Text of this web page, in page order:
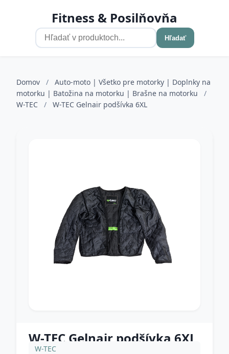
Fitness & Posilňovňa
Hľadať
Domov /
Auto-moto | Všetko pre motorky | Doplnky na
motorku | Batožina na motorku | Brašne na motorku
/
W-TEC
/ W-TEC Gelnair podšívka 6XL
W-TEC Gelnair podšívka 6XL
W-TEC